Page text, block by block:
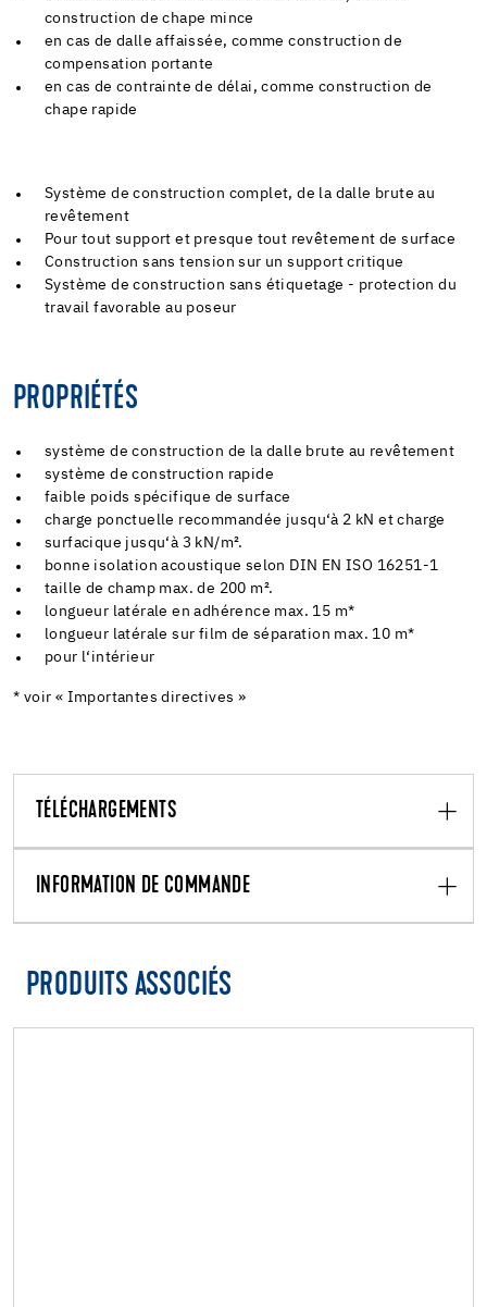
construction de chape mince
en cas de dalle affaissée, comme construction de
compensation portante
en cas de contrainte de délai, comme construction de
chape rapide
Système de construction complet, de la dalle brute au
revêtement
Pour tout support et presque tout revêtement de surface
Construction sans tension sur un support critique
Système de construction sans étiquetage - protection du
travail favorable au poseur
PROPRIÉTÉS
système de construction de la dalle brute au revêtement
système de construction rapide
faible poids spécifique de surface
charge ponctuelle recommandée jusqu‘à 2 kN et charge
surfacique jusqu‘à 3 kN/m².
bonne isolation acoustique selon DIN EN ISO 16251-1
taille de champ max. de 200 m².
longueur latérale en adhérence max. 15 m*
longueur latérale sur film de séparation max. 10 m*
pour l‘intérieur
* voir « Importantes directives »
TÉLÉCHARGEMENTS
INFORMATION DE COMMANDE
PRODUITS ASSOCIÉS